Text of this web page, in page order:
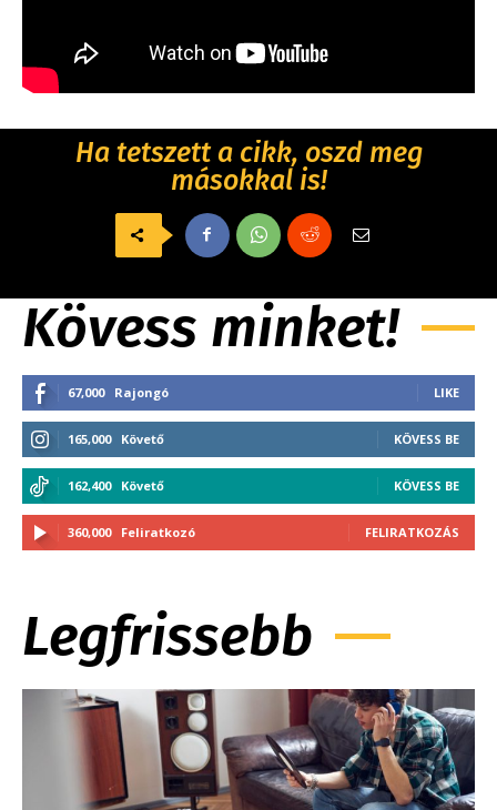
Ha tetszett a cikk, oszd meg
másokkal is!
Kövess minket!
67,000 Rajongó LIKE
165,000 Követő KÖVESS BE
162,400 Követő KÖVESS BE
360,000 Feliratkozó FELIRATKOZÁS
Legfrissebb